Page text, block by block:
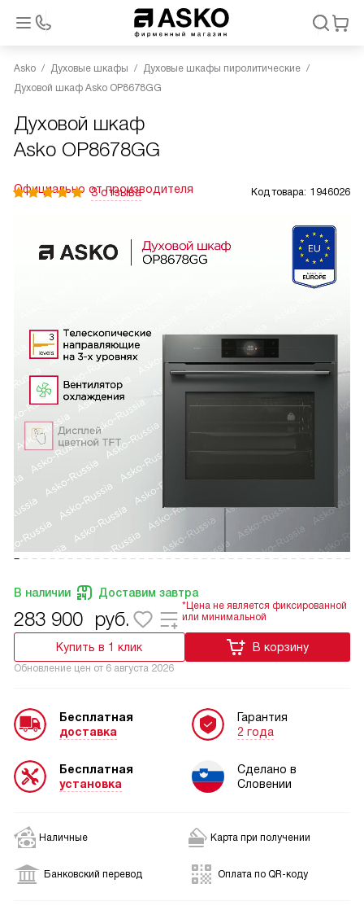
Asko Духовые шкафы
Духовые шкафы пиролитические
Духовой шкаф Asko OP8678GG
Духовой шкаф
Asko OP8678GG
Официально от производителя
3 отзыва Код товара: 1946026
В наличии Доставим завтра
283 900 руб.
*Цена не является фиксированной
или минимальной
Купить в 1 клик В корзину
Обновление цен от 6 августа 2026
Бесплатная
доставка
Бесплатная
установка
Гарантия
2 года
Сделано в
Словении
Наличные Карта при получении
Банковский перевод Оплата по QR-коду